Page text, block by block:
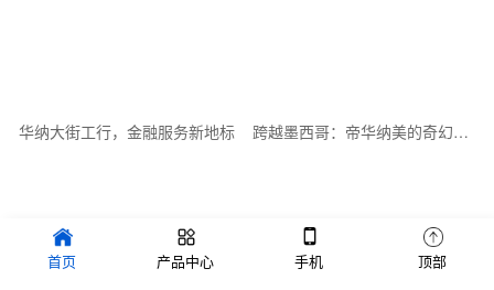
华纳大街工行，金融服务新地标 跨越墨西哥：帝华纳美的奇幻之旅
Copyright © 2022 品牌创新设计有限公司 版权所有 备案号：
首页 产品中心 手机 顶部